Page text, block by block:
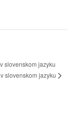
slovenskom jazyku
slovenskom jazyku